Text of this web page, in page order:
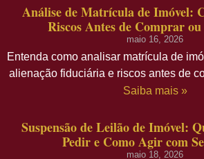
Análise de Matrícula de Imóvel:
Riscos Antes de Comprar
maio 16, 2026
Entenda como analisar matrícula de
alienação fiduciária e riscos antes de
Saiba mais »
Suspensão de Leilão de Imóvel:
Pedir e Como Agir com
maio 18, 2026